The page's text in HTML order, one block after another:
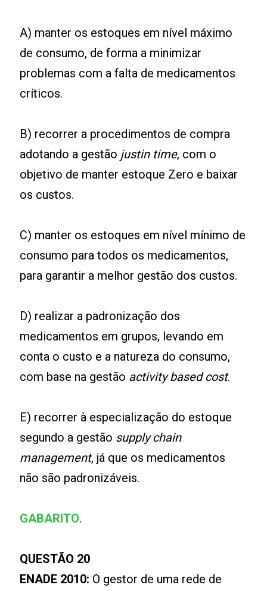
A) manter os estoques em nível máximo
de consumo, de forma a minimizar
problemas com a falta de medicamentos
críticos.
B) recorrer a procedimentos de compra
adotando a gestão justin time, com o
objetivo de manter estoque Zero e baixar
os custos.
C) manter os estoques em nível mínimo de
consumo para todos os medicamentos,
para garantir a melhor gestão dos custos.
D) realizar a padronização dos
medicamentos em grupos, levando em
conta o custo e a natureza do consumo,
com base na gestão activity based cost.
E) recorrer à especialização do estoque
segundo a gestão supply chain
management, já que os medicamentos
não são padronizáveis.
GABARITO.
QUESTÃO 20
ENADE 2010: O gestor de uma rede de